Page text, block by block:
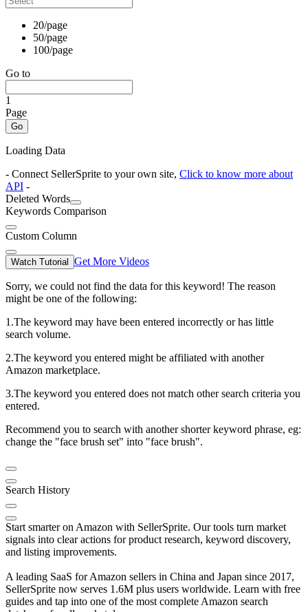
20/page
50/page
100/page
Go to
1
Page
Go
Loading Data
- Connect SellerSprite to your own site, Click to know more about
API -
Deleted Words
Keywords Comparison
Custom Column
Watch Tutorial Get More Videos
Sorry, we could not find the data for this keyword! The reason
might be one of the following:
1.The keyword may have been entered incorrectly or has little
search volume.
2.The keyword you entered might be affiliated with another
Amazon marketplace.
3.The keyword you entered does not match other search criteria you
entered.
Recommend you to search with another shorter keyword phrase, eg:
change the "face brush set" into "face brush".
Search History
Start smarter on Amazon with SellerSprite. Our tools turn market
signals into clear actions for product research, keyword discovery,
and listing improvements.
A leading SaaS for Amazon sellers in China and Japan since 2017,
SellerSprite now serves 1.6M plus users worldwide. Learn with free
guides and tap into one of the most complete Amazon search